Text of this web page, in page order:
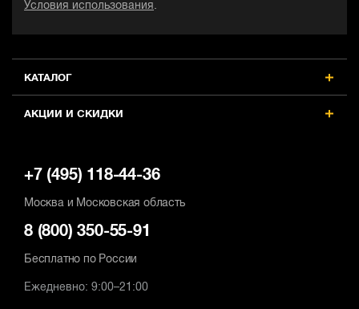
КАТАЛОГ
АКЦИИ И СКИДКИ
Условия использования .
+7 (495) 118-44-36
Москва и Московская область
8 (800) 350-55-91
Бесплатно по России
Ежедневно: 9:00–21:00